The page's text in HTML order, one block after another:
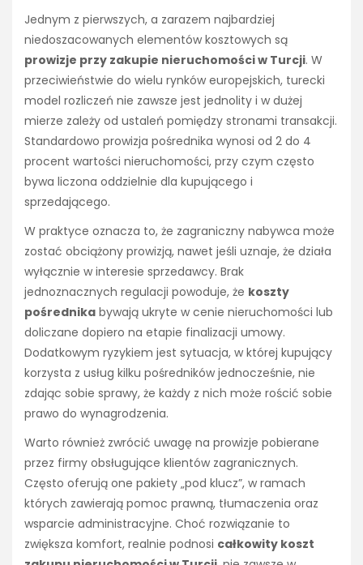
Jednym z pierwszych, a zarazem najbardziej
niedoszacowanych elementów kosztowych są
prowizje przy zakupie nieruchomości w Turcji. W
przeciwieństwie do wielu rynków europejskich, turecki
model rozliczeń nie zawsze jest jednolity i w dużej
mierze zależy od ustaleń pomiędzy stronami transakcji.
Standardowo prowizja pośrednika wynosi od 2 do 4
procent wartości nieruchomości, przy czym często
bywa liczona oddzielnie dla kupującego i
sprzedającego.
W praktyce oznacza to, że zagraniczny nabywca może
zostać obciążony prowizją, nawet jeśli uznaje, że działa
wyłącznie w interesie sprzedawcy. Brak
jednoznacznych regulacji powoduje, że koszty
pośrednika bywają ukryte w cenie nieruchomości lub
doliczane dopiero na etapie finalizacji umowy.
Dodatkowym ryzykiem jest sytuacja, w której kupujący
korzysta z usług kilku pośredników jednocześnie, nie
zdając sobie sprawy, że każdy z nich może rościć sobie
prawo do wynagrodzenia.
Warto również zwrócić uwagę na prowizje pobierane
przez firmy obsługujące klientów zagranicznych.
Często oferują one pakiety „pod klucz”, w ramach
których zawierają pomoc prawną, tłumaczenia oraz
wsparcie administracyjne. Choć rozwiązanie to
zwiększa komfort, realnie podnosi całkowity koszt